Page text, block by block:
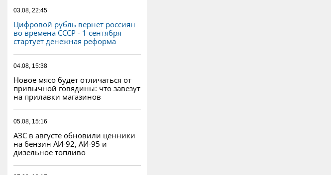
03.08, 22:45
Цифровой рубль вернет россиян
во времена СССР - 1 сентября
стартует денежная реформа
04.08, 15:38
Новое мясо будет отличаться от
привычной говядины: что завезут
на прилавки магазинов
05.08, 15:16
АЗС в августе обновили ценники
на бензин АИ-92, АИ-95 и
дизельное топливо